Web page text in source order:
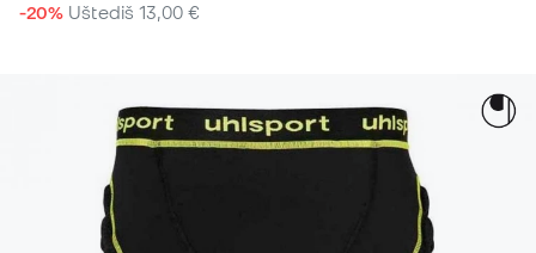
-20% Uštediš 13,00 €